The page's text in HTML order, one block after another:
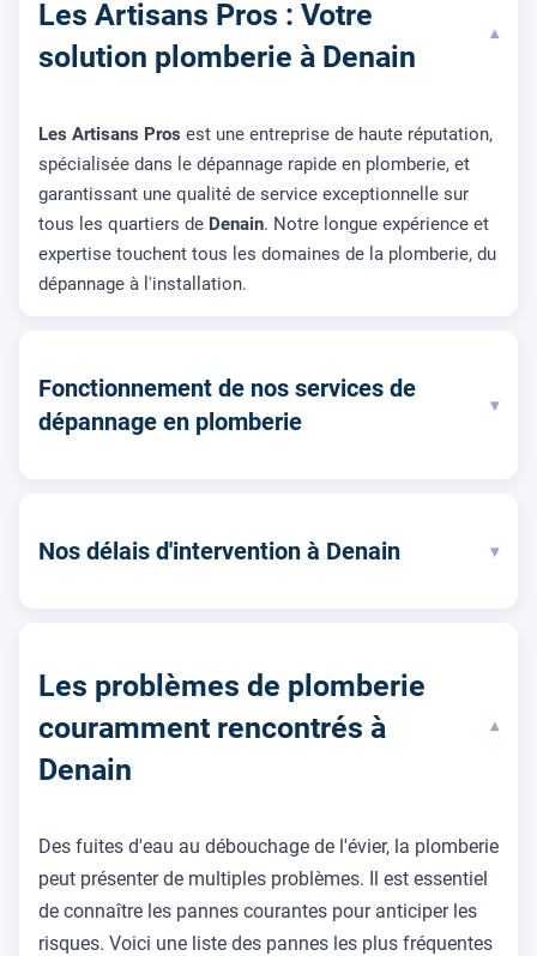
Les Artisans Pros : Votre
solution plomberie à Denain
▾
Les Artisans Pros est une entreprise de haute réputation,
spécialisée dans le dépannage rapide en plomberie, et
garantissant une qualité de service exceptionnelle sur
tous les quartiers de Denain. Notre longue expérience et
expertise touchent tous les domaines de la plomberie, du
dépannage à l'installation.
Fonctionnement de nos services de
dépannage en plomberie
▾
Nos délais d'intervention à Denain ▾
Les problèmes de plomberie
couramment rencontrés à
Denain
▾
Des fuites d'eau au débouchage de l'évier, la plomberie
peut présenter de multiples problèmes. Il est essentiel
de connaître les pannes courantes pour anticiper les
risques. Voici une liste des pannes les plus fréquentes